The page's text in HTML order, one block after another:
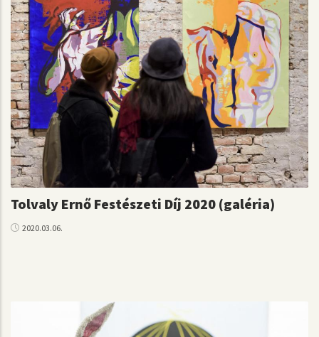
Tolvaly Ernő Festészeti Díj 2020 (galéria)
2020.03.06.